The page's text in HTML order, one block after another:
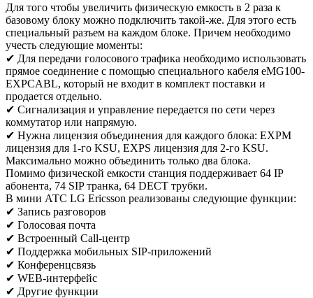
Для того чтобы увеличить физическую емкость в 2 раза к
базовому блоку можно подключить такой-же. Для этого есть
специальный разъем на каждом блоке. Причем необходимо
учесть следующие моменты:
✔ Для передачи голосового трафика необходимо использовать
прямое соединение с помощью специального кабеля eMG100-
EXPCABL, который не входит в комплект поставки и
продается отдельно.
✔ Сигнализация и управление передается по сети через
коммутатор или напрямую.
✔ Нужна лицензия объединения для каждого блока: EXPM
лицензия для 1-го KSU, EXPS лицензия для 2-го KSU.
Максимально можно объединить только два блока.
Помимо физической емкости станция поддерживает 64 IP
абонента, 74 SIP транка, 64 DECT трубки.
В мини АТС LG Ericsson реализованы следующие функции:
✔ Запись разговоров
✔ Голосовая почта
✔ Встроенный Call-центр
✔ Поддержка мобильных SIP-приложений
✔ Конференцсвязь
✔ WEB-интерфейс
✔ Другие функции